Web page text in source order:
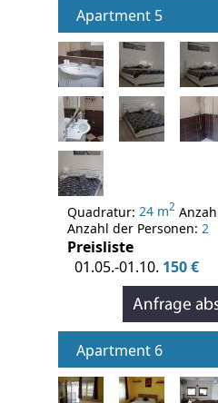
Apartment 5
Quadratur: 24 m2
Anzahl der Personen: 2
Preisliste
01.05.-01.10. 150 €
Apartment 6